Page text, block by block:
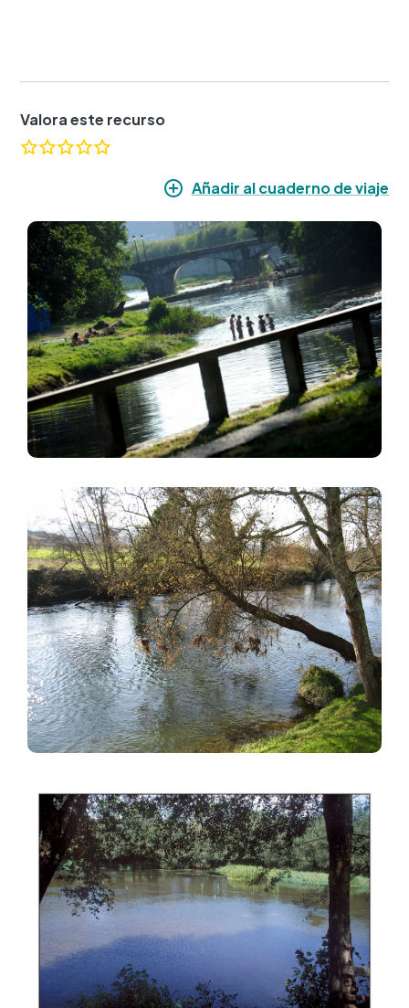
Valora este recurso
Añadir al cuaderno de viaje
Imagen
Imagen
Imagen